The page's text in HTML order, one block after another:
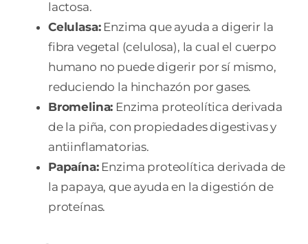
lactosa.
Celulasa:Enzima que ayuda a digerir la
fibra vegetal (celulosa), la cual el cuerpo
humano no puede digerir por sí mismo,
reduciendo la hinchazón por gases.
Bromelina: Enzima proteolítica derivada
de la piña, con propiedades digestivas y
antiinflamatorias.
Papaína:Enzima proteolítica derivada de
la papaya, que ayuda en la digestión de
proteínas.